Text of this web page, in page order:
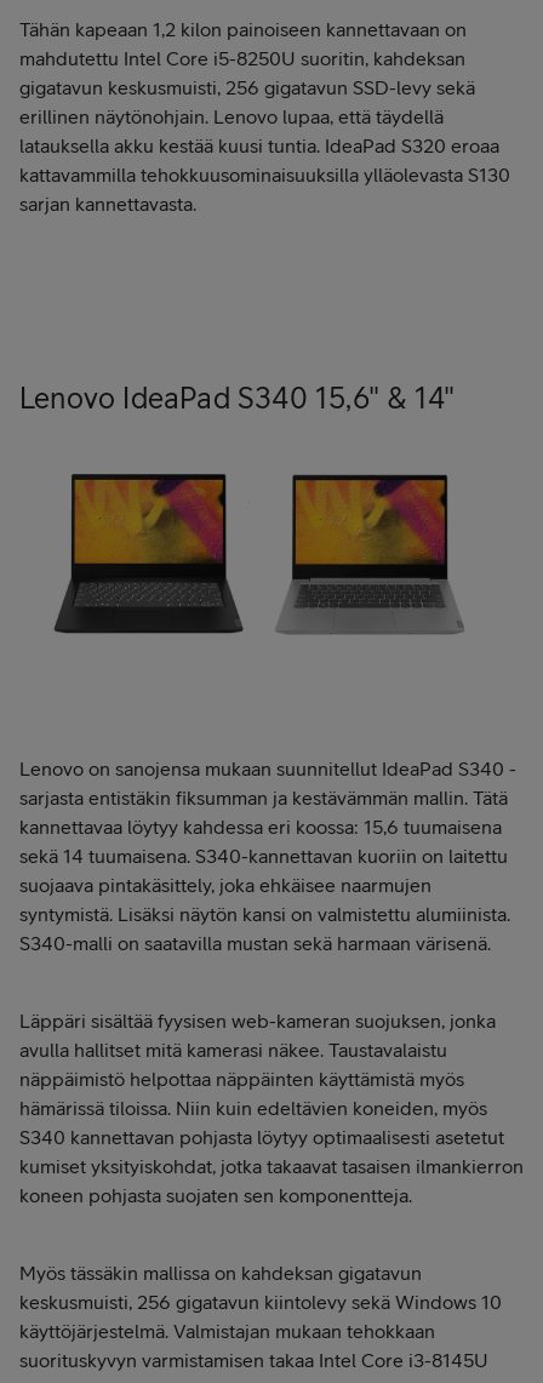
Tähän kapeaan 1,2 kilon painoiseen kannettavaan on
mahdutettu Intel Core i5-8250U suoritin, kahdeksan
gigatavun keskusmuisti, 256 gigatavun SSD-levy sekä
erillinen näytönohjain. Lenovo lupaa, että täydellä
latauksella akku kestää kuusi tuntia. IdeaPad S320 eroaa
kattavammilla tehokkuusominaisuuksilla ylläolevasta S130
sarjan kannettavasta.
Lenovo IdeaPad S340 15,6" & 14"
Lenovo on sanojensa mukaan suunnitellut IdeaPad S340 -
sarjasta entistäkin fiksumman ja kestävämmän mallin. Tätä
kannettavaa löytyy kahdessa eri koossa: 15,6 tuumaisena
sekä 14 tuumaisena. S340-kannettavan kuoriin on laitettu
suojaava pintakäsittely, joka ehkäisee naarmujen
syntymistä. Lisäksi näytön kansi on valmistettu alumiinista.
S340-malli on saatavilla mustan sekä harmaan värisenä.
Läppäri sisältää fyysisen web-kameran suojuksen, jonka
avulla hallitset mitä kamerasi näkee. Taustavalaistu
näppäimistö helpottaa näppäinten käyttämistä myös
hämärissä tiloissa. Niin kuin edeltävien koneiden, myös
S340 kannettavan pohjasta löytyy optimaalisesti asetetut
kumiset yksityiskohdat, jotka takaavat tasaisen ilmankierron
koneen pohjasta suojaten sen komponentteja.
Myös tässäkin mallissa on kahdeksan gigatavun
keskusmuisti, 256 gigatavun kiintolevy sekä Windows 10
käyttöjärjestelmä. Valmistajan mukaan tehokkaan
suorituskyvyn varmistamisen takaa Intel Core i3-8145U